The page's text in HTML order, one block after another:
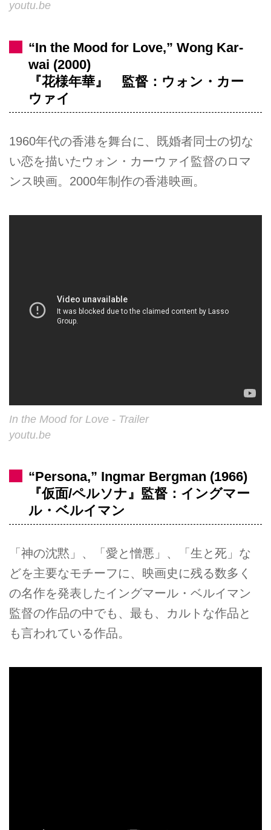
youtu.be
“In the Mood for Love,” Wong Kar-
wai (2000)
『花様年華』 監督：ウォン・カー
ウァイ
1960年代の香港を舞台に、既婚者同士の切な
い恋を描いたウォン・カーウァイ監督のロマ
ンス映画。2000年制作の香港映画。
In the Mood for Love - Trailer
youtu.be
“Persona,” Ingmar Bergman (1966)
『仮面/ペルソナ』監督：イングマー
ル・ベルイマン
「神の沈黙」、「愛と憎悪」、「生と死」な
どを主要なモチーフに、映画史に残る数多く
の名作を発表したイングマール・ベルイマン
監督の作品の中でも、最も、カルトな作品と
も言われている作品。